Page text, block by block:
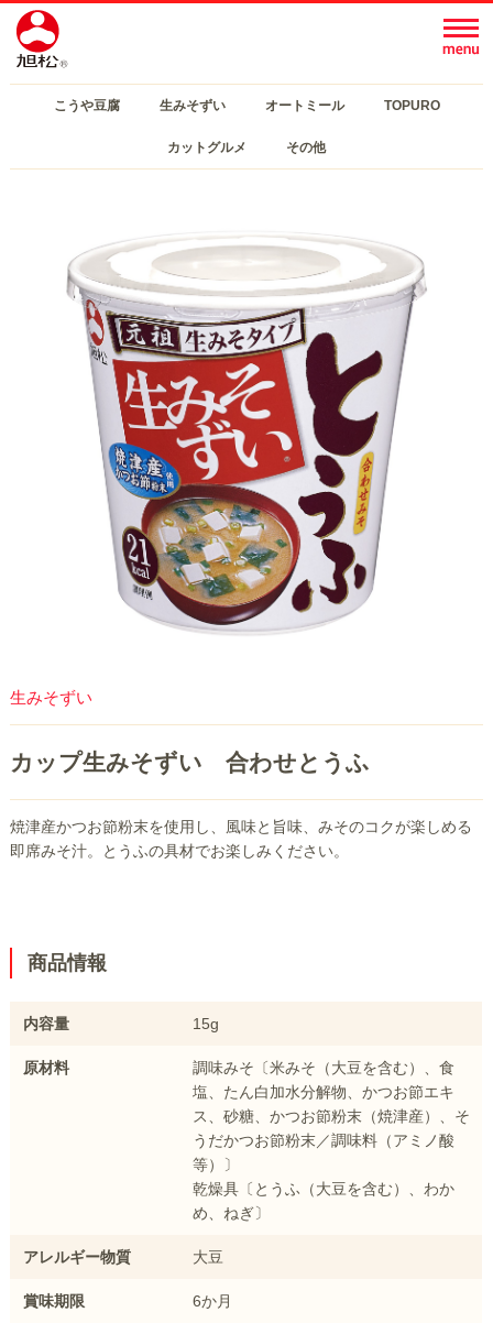
こうや豆腐 生みそずい オートミール TOPURO
カットグルメ その他
生みそずい
カップ生みそずい 合わせとうふ
焼津産かつお節粉末を使用し、風味と旨味、みそのコクが楽しめる
即席みそ汁。とうふの具材でお楽しみください。
商品情報
内容量 15g
原材料
調味みそ〔米みそ（大豆を含む）、食
塩、たん白加水分解物、かつお節エキ
ス、砂糖、かつお節粉末（焼津産）、そ
うだかつお節粉末／調味料（アミノ酸
等）〕
乾燥具〔とうふ（大豆を含む）、わか
め、ねぎ〕
アレルギー物質 大豆
賞味期限 6か月